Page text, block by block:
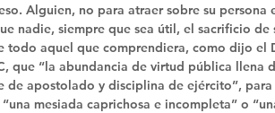
Alguien, no para atraer sobre su persona
nadie, siempre que sea útil, el sacrificio de
todo aquel que comprendiera, como dijo el
que “la abundancia de virtud pública llena
de apostolado y disciplina de ejército”,
mesiada caprichosa e incompleta” o